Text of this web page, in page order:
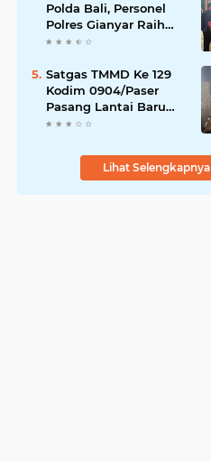
Polda Bali, Personel
Polres Gianyar Raih
Penghargaan
Satgas TMMD Ke 129
Kodim 0904/Paser
Pasang Lantai Baru
Pada Rumah Bapak
Lihat Selengkapnya